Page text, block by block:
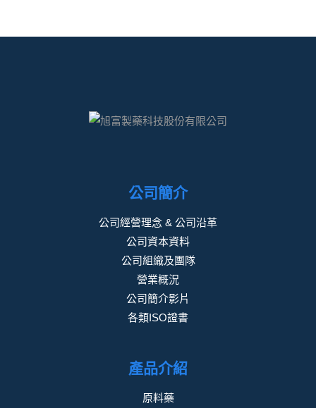
公司簡介
公司經營理念 & 公司沿革
公司資本資料
公司組織及團隊
營業概況
公司簡介影片
各類ISO證書
產品介紹
原料藥